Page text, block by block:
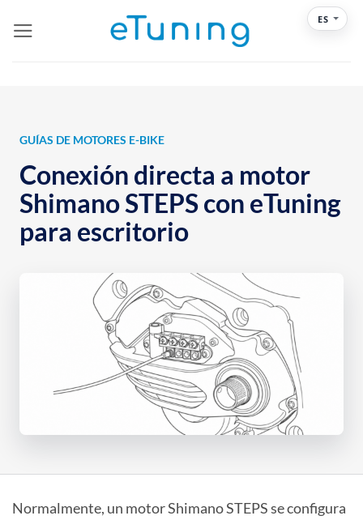
GUÍAS DE MOTORES E-BIKE
Conexión directa a motor
Shimano STEPS con eTuning
para escritorio
Normalmente, un motor Shimano STEPS se configura
ES